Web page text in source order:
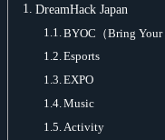
DreamHack Japan
BYOC（Bring Your
Esports
EXPO
Music
Activity